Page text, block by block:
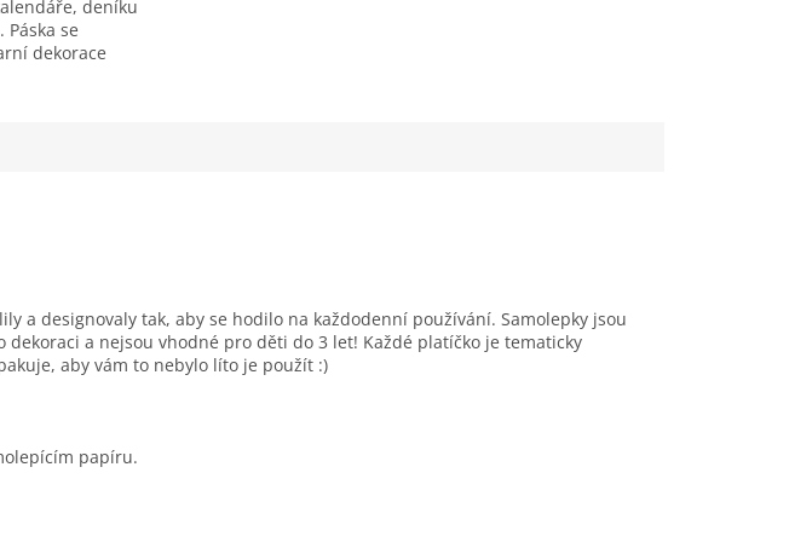
deníku
Páska se
dekorace
a designovaly tak, aby se hodilo na každodenní používání. Samolepky jsou
a nejsou vhodné pro děti do 3 let! Každé platíčko je tematicky
aby vám to nebylo líto je použít :)
papíru.